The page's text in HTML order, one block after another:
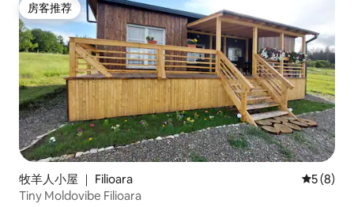
房客推荐
房客推荐
牧羊人小屋 ｜ Filioara 平均评分
5 (8)
Tiny Moldovibe Filioara